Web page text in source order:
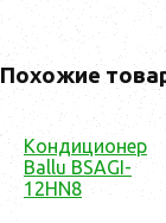
Похожие
Кондиционер
Ballu BSAGI-
12HN8